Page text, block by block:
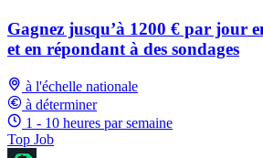
Gagnez jusqu’à 1200 € par jour
et en répondant à des sondages
à l'échelle nationale
à déterminer
1 - 10 heures par semaine
Top Job